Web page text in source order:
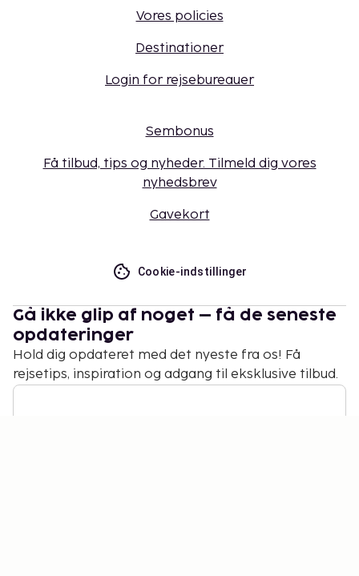
Vores policies
Destinationer
Login for rejsebureauer
Sembonus
Få tilbud, tips og nyheder. Tilmeld dig vores
nyhedsbrev
Gavekort
Cookie-indstillinger
Gå ikke glip af noget – få de seneste
opdateringer
Hold dig opdateret med det nyeste fra os! Få
rejsetips, inspiration og adgang til eksklusive tilbud.